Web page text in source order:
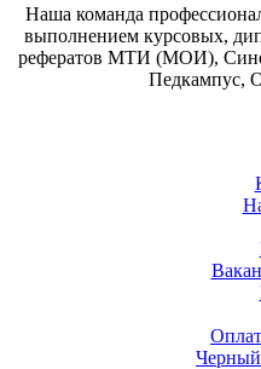
Наша команда
выполнением курсовых,
рефератов МТИ (МОИ),
Педкампус,
Черный